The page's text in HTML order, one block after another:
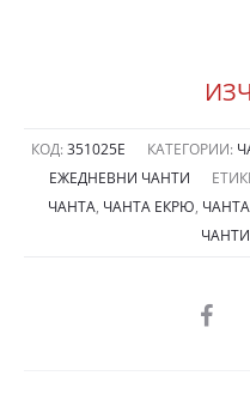
КОД: 351025Е КАТЕГОРИИ:
ЕЖЕДНЕВНИ ЧАНТИ
ЧАНТА, ЧАНТА ЕКРЮ,
SHARE